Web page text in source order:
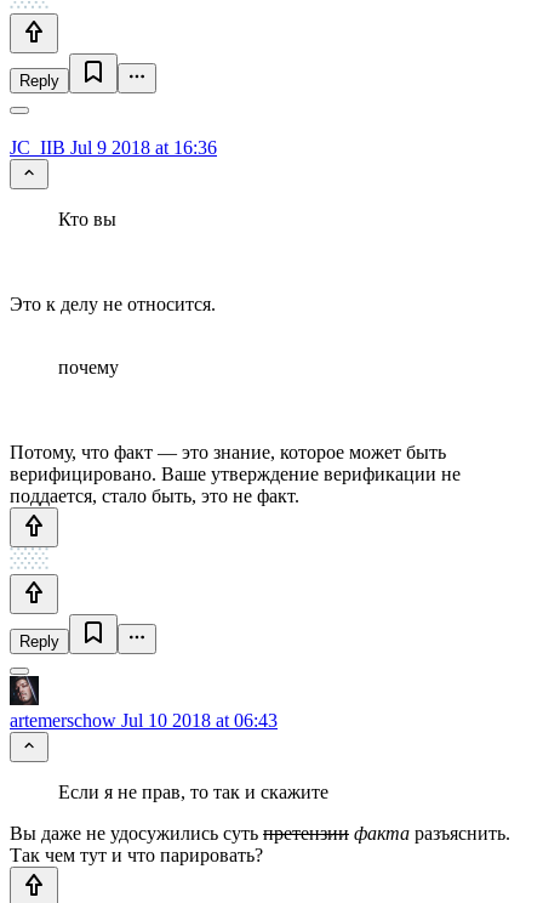
Reply
JC_IIB Jul 9 2018 at 16:36
Кто вы
Это к делу не относится.
почему
Потому, что факт — это знание, которое может быть
верифицировано. Ваше утверждение верификации не
поддается, стало быть, это не факт.
Reply
artemerschow Jul 10 2018 at 06:43
Если я не прав, то так и скажите
Вы даже не удосужились суть претензии факта разъяснить.
Так чем тут и что парировать?